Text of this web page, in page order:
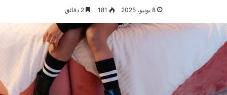
8 يونيو، 2025 181